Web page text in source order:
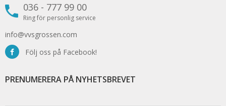
036 - 777 99 00
Ring för personlig service
info@vvsgrossen.com
Följ oss på Facebook!
PRENUMERERA PÅ NYHETSBREVET